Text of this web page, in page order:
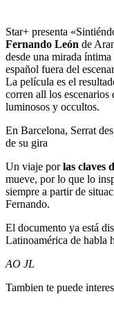
Star+ presenta
Fernando León de
desde una mirada
español fuera del
La película es el
corren all los
luminosos y occultos.
En Barcelona, ​​Serrat
de su gira
Un viaje porlas claves
mueve, por lo que lo
siempre a partir de
Fernando.
El documento ya está
Latinoamérica de habla
AO JL
Tambien te puede